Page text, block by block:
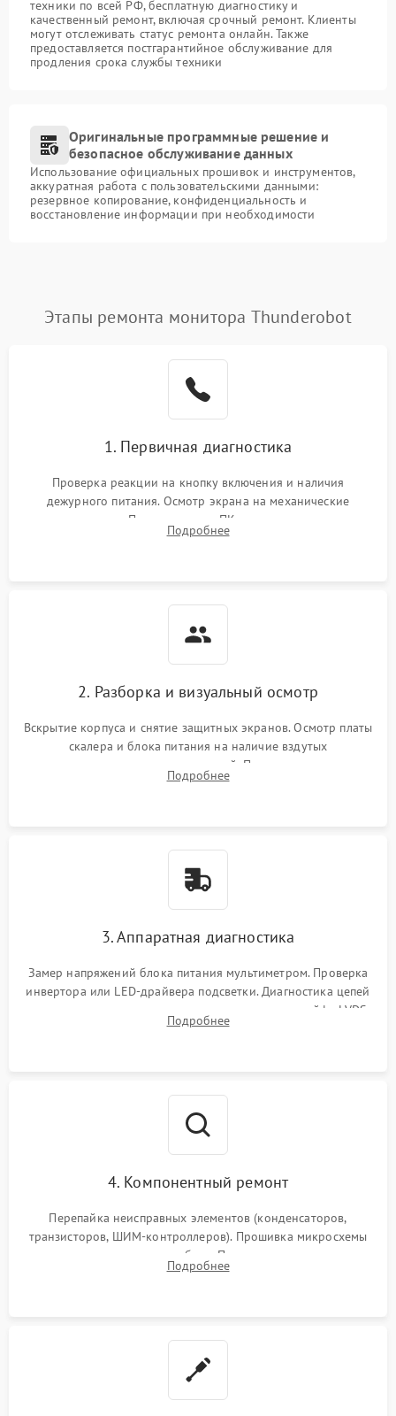
техники по всей РФ, бесплатную диагностику и
качественный ремонт, включая срочный ремонт. Клиенты
могут отслеживать статус ремонта онлайн. Также
предоставляется постгарантийное обслуживание для
продления срока службы техники
Оригинальные программные решение и
безопасное обслуживание данных
Использование официальных прошивок и инструментов,
аккуратная работа с пользовательскими данными:
резервное копирование, конфиденциальность и
восстановление информации при необходимости
Этапы ремонта монитора Thunderobot
1. Первичная диагностика
Проверка реакции на кнопку включения и наличия
дежурного питания. Осмотр экрана на механические
повреждения. Подключение к ПК для оценки вывода
изображения, работы подсветки и выявления артефактов на
Подробнее
2. Разборка и визуальный осмотр
Вскрытие корпуса и снятие защитных экранов. Осмотр платы
скалера и блока питания на наличие вздутых
конденсаторов, прогаров, окислений. Проверка надежности
контактов и целостности шлейфов матрицы.
Подробнее
3. Аппаратная диагностика
Замер напряжений блока питания мультиметром. Проверка
инвертора или LED-драйвера подсветки. Диагностика цепей
питания скалера и тестирование сигналов на шлейфе LVDS
Подробнее
4. Компонентный ремонт
Перепайка неисправных элементов (конденсаторов,
транзисторов, ШИМ-контроллеров). Прошивка микросхемы
памяти при программных сбоях. При поломке подсветки —
разборка матрицы и замена выгоревших светодиодов.
Подробнее